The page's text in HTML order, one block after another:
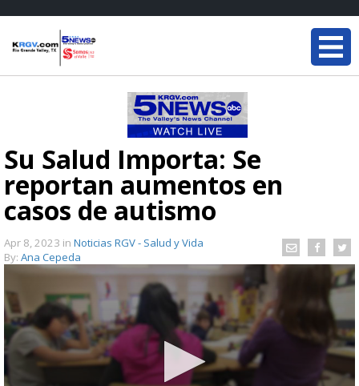
Su Salud Importa: Se
reportan aumentos en
casos de autismo
Apr 8, 2023 in Noticias RGV - Salud y Vida
By: Ana Cepeda